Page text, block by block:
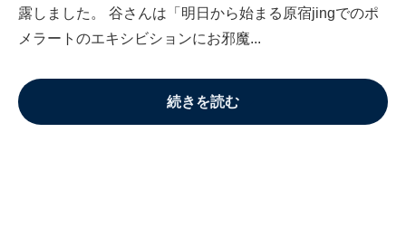
露しました。 谷さんは「明日から始まる原宿jingでのポ
メラートのエキシビションにお邪魔...
続きを読む